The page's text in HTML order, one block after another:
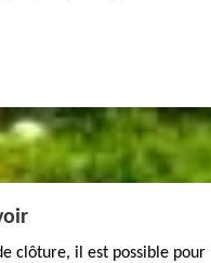
clôture, il est possible pour